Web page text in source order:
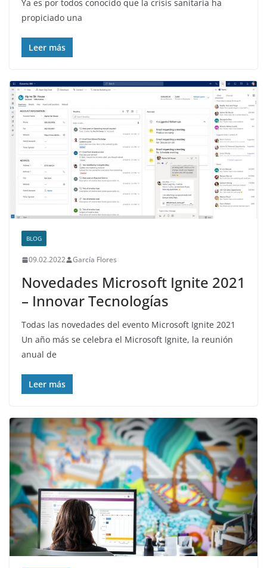
Ya es por todos conocido que la crisis sanitaria ha
propiciado una
Leer más
BLOG
09.02.2022 García Flores
Novedades Microsoft Ignite 2021
– Innovar Tecnologías
Todas las novedades del evento Microsoft Ignite 2021
Un año más se celebra el Microsoft Ignite, la reunión
anual de
Leer más